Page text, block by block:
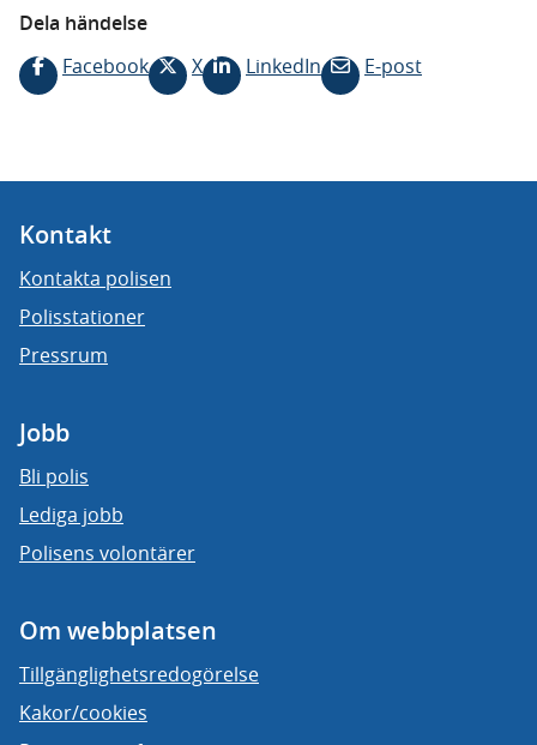
Dela händelse
Facebook
X LinkedIn E-post
Kontakt
Kontakta polisen
Polisstationer
Pressrum
Jobb
Bli polis
Lediga jobb
Polisens volontärer
Om webbplatsen
Tillgänglighetsredogörelse
Kakor/cookies